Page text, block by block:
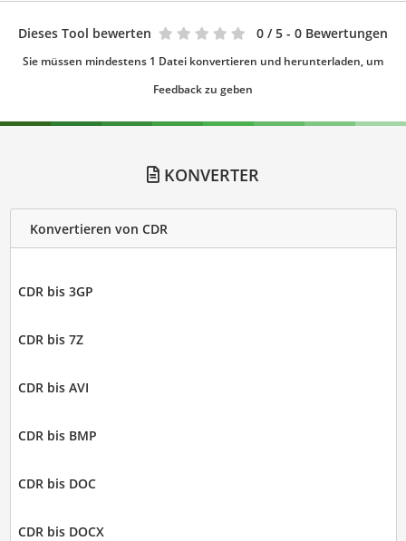
Dieses Tool bewerten 0 / 5 - 0 Bewertungen
Sie müssen mindestens 1 Datei konvertieren und herunterladen, um
Feedback zu geben
KONVERTER
Konvertieren von CDR
CDR bis 3GP
CDR bis 7Z
CDR bis AVI
CDR bis BMP
CDR bis DOC
CDR bis DOCX